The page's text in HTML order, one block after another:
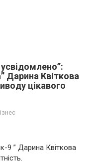
Дарина Квіткова
цікaвого
9 ” Дарина Квіткова